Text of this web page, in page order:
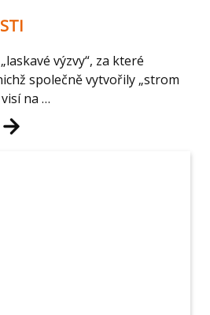
výzvy“, za které
společně vytvořily „strom
na …